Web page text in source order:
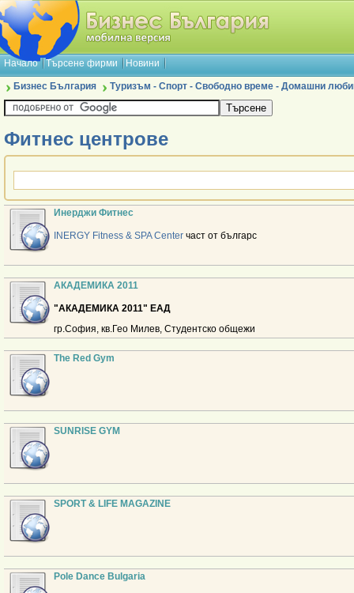
Начало Търсене фирми Новини
Бизнес България Туризъм - Спорт - Свободно време - Домашни
Фитнес центрове
Инерджи Фитнес
INERGY Fitness & SPA Center част от българс
АКАДЕМИКА 2011
"АКАДЕМИКА 2011" ЕАД
гр.София, кв.Гео Милев, Студентско общежи
The Red Gym
SUNRISE GYM
SPORT & LIFE MAGAZINE
Pole Dance Bulgaria